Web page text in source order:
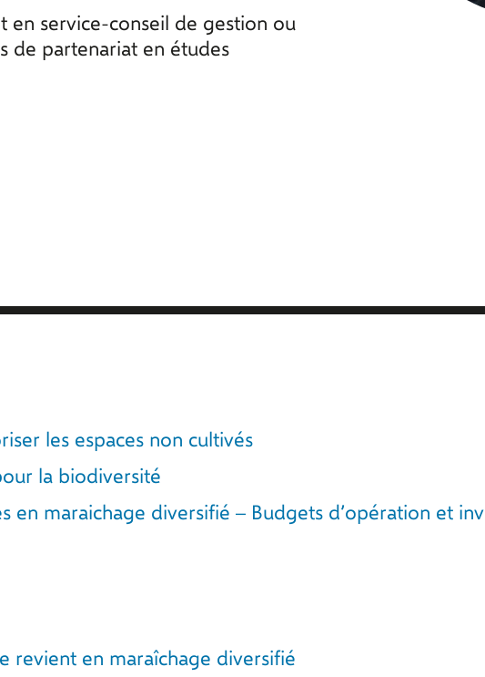
en service-conseil de gestion ou
de partenariat en études
les espaces non cultivés
la biodiversité
en maraichage diversifié – Budgets d’opération et
revient en maraîchage diversifié